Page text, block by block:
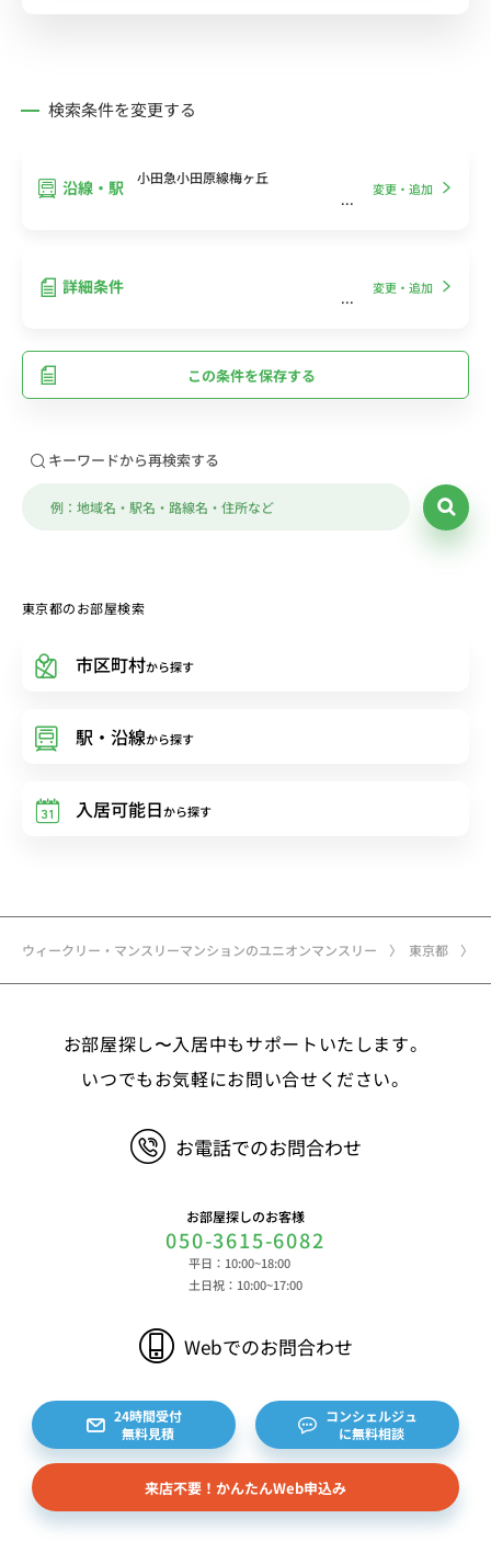
ウィークリー・マンスリーマンションのユニオンマンスリー 東京都
検索条件を変更する
沿線・駅 小田急小田原線梅ヶ丘
変更・追加
詳細条件 変更・追加
この条件を保存する
キーワードから再検索する
東京都のお部屋検索
市区町村から探す
駅・沿線から探す
入居可能日から探す
お部屋探し〜入居中もサポートいたします。
いつでもお気軽にお問い合せください。
お電話でのお問合わせ
お部屋探しのお客様
050-3615-6082
平日：10:00~18:00
土日祝：10:00~17:00
Webでのお問合わせ
24時間受付
無料見積
コンシェルジュ
に無料相談
来店不要！かんたんWeb申込み